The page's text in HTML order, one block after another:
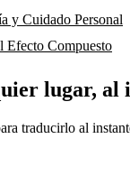
y Cuidado Personal
Efecto Compuesto
lugar, al
traducirlo al